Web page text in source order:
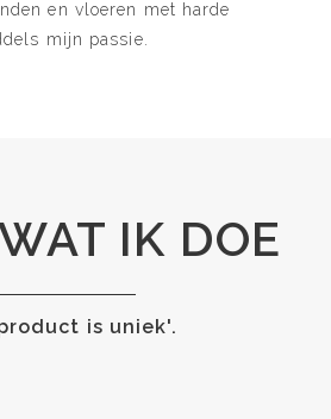
en vloeren met harde
mijn passie.
IK DOE
is uniek'.